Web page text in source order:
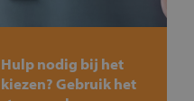
Hulp nodig bij het
kiezen? Gebruik het